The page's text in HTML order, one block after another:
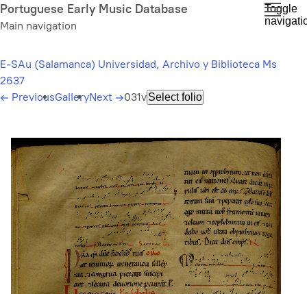
Skip
to
content
Portuguese Early Music Database
Main navigation
Toggle
E-SAu (Salamanca) Universidad, Archivo y Biblioteca Ms
2637
← PreviousGalleryNext →031vSelect folio